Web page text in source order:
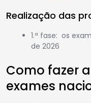
Realização das
1.ª fase: os
de 2026
Como fazer
exames